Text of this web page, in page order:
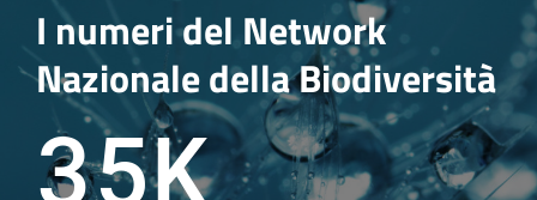
I numeri del Network
Nazionale della Biodiversità
35K